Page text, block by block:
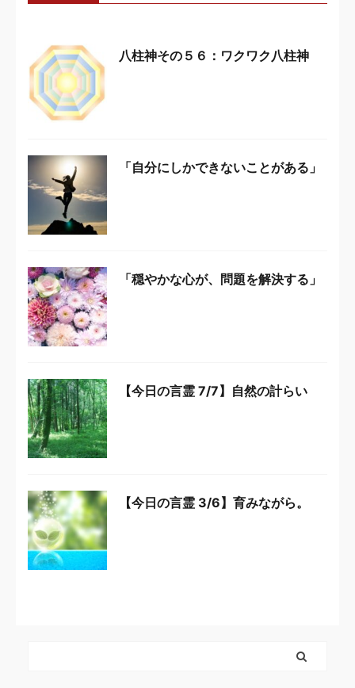
八柱神その５６：ワクワク八柱神
「自分にしかできないことがある」
「穏やかな心が、問題を解決する」
【今日の言霊 7/7】自然の計らい
【今日の言霊 3/6】育みながら。